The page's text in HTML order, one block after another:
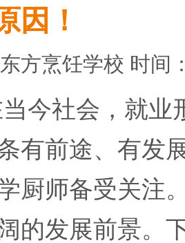
因！
方烹饪学校 时间
，就业形
有前途、有发
厨师备受关注
的发展前景。